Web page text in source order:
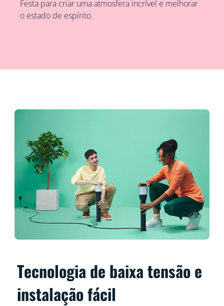
Festa para criar uma atmosfera incrível e melhorar
o estado de espírito.
Tecnologia de baixa tensão e
instalação fácil